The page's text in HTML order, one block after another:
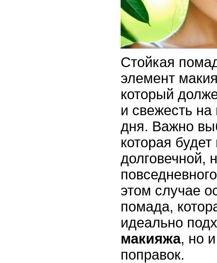
Стойкая
элемент
который
и свежесть на
дня. Важно
которая будет
долговечной,
этом случае
помада,
идеально
макияжа, но
поправок.